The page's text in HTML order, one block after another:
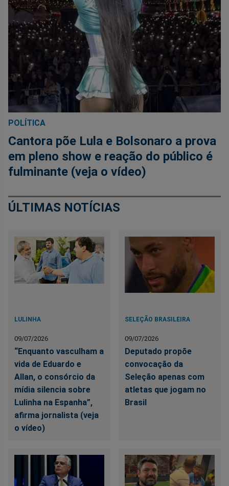
POLÍTICA
Cantora põe Lula e Bolsonaro a prova
em pleno show e reação do público é
fulminante (veja o vídeo)
ÚLTIMAS NOTÍCIAS
LULINHA
09/07/2026
“Enquanto vasculham a
vida de Eduardo e
Allan, o consórcio da
mídia silencia sobre
Lulinha na Espanha”,
afirma jornalista (veja
o vídeo)
SELEÇÃO BRASILEIRA
09/07/2026
Deputado propõe
convocação da
Seleção apenas com
atletas que jogam no
Brasil